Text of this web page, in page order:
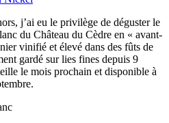
j’ai eu le privilège de déguster le
du Château du Cèdre en « avant-
vinifié et élevé dans des fûts de
gardé sur lies fines depuis 9
le mois prochain et disponible à